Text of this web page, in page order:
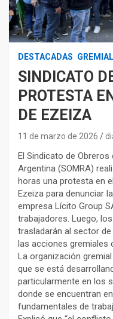
DESTACADAS
SINDICATO
PROTESTA
DE EZEIZA
11 de marzo de 2026
El Sindicato de
Argentina (SOMRA)
horas una protesta en
Ezeiza para denunciar
empresa Lícito Group
trabajadores. Luego,
trasladarán al sector
las acciones gremiales
La organización
que se está
particularmente en los
donde se encuentran
fundamentales de